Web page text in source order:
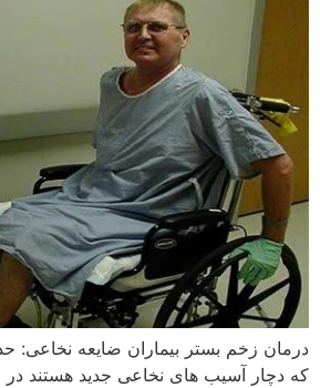
درمان زخم بستر بیماران ضایعه نخاعی:
که دچار آسیب های نخاعی جدید هستند